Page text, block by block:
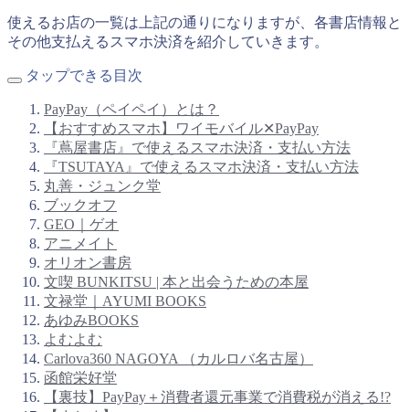
使えるお店の一覧は上記の通りになりますが、各書店情報と
その他支払えるスマホ決済を紹介していきます。
タップできる目次
PayPay（ペイペイ）とは？
【おすすめスマホ】ワイモバイル✕PayPay
『蔦屋書店』で使えるスマホ決済・支払い方法
『TSUTAYA』で使えるスマホ決済・支払い方法
丸善・ジュンク堂
ブックオフ
GEO｜ゲオ
アニメイト
オリオン書房
文喫 BUNKITSU | 本と出会うための本屋
文禄堂｜AYUMI BOOKS
あゆみBOOKS
よむよむ
Carlova360 NAGOYA （カルロバ名古屋）
函館栄好堂
【裏技】 PayPay＋消費者還元事業で消費税が消える!?